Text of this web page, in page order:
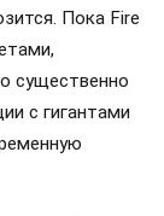
Пока Fire
существенно
с гигантами